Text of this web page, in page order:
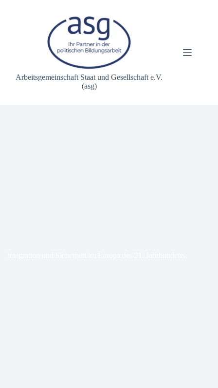
Arbeitsgemeinschaft Staat und Gesellschaft e.V.
(asg)